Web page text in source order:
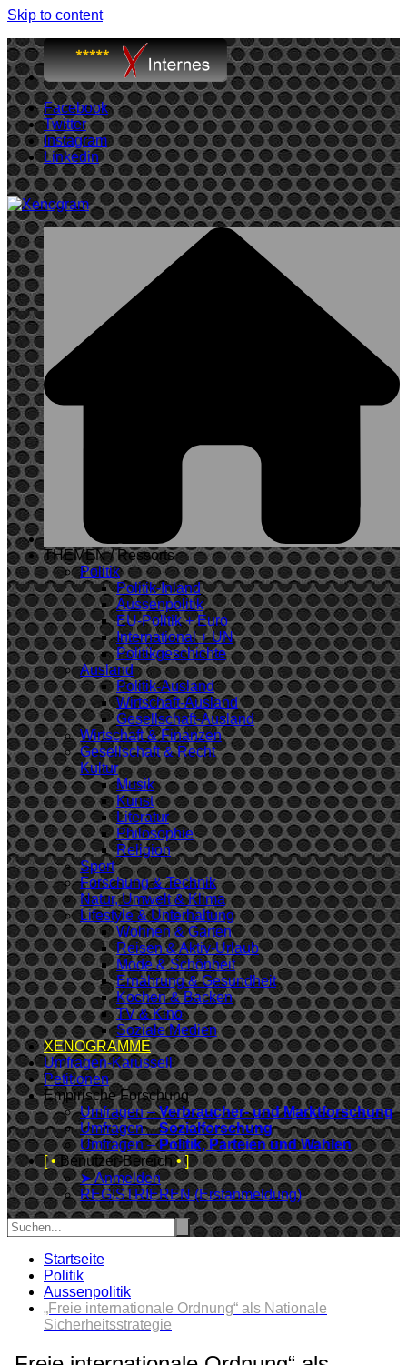
Skip to content
Facebook
Twitter
Instagram
Linkedin
THEMEN / Ressorts
Politik
Politik-Inland
Aussenpolitik
EU-Politik + Euro
International + UN
Politikgeschichte
Ausland
Politik-Ausland
Wirtschaft-Ausland
Gesellschaft-Ausland
Wirtschaft & Finanzen
Gesellschaft & Recht
Kultur
Musik
Kunst
Literatur
Philosophie
Religion
Sport
Forschung & Technik
Natur, Umwelt & Klima
Lifestyle & Unterhaltung
Wohnen & Garten
Reisen & Aktiv-Urlaub
Mode & Schönheit
Ernährung & Gesundheit
Kochen & Backen
TV & Kino
Soziale Medien
XENOGRAMME
Umfragen-Karussell
Petitionen
Empirische Forschung
Umfragen –Verbraucher- und Marktforschung
Umfragen –Sozialforschung
Umfragen –Politik, Parteien und Wahlen
[ •Benutzer-Bereich• ]
➤ Anmelden
REGISTRIEREN (Erstanmeldung)
Startseite
Politik
Aussenpolitik
„Freie internationale Ordnung“ als Nationale
Sicherheitsstrategie